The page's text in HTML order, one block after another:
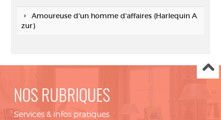
Amoureuse d'un homme d'affaires (Harlequin A
zur)
NOS RUBRIQUES
Services & infos pratiques